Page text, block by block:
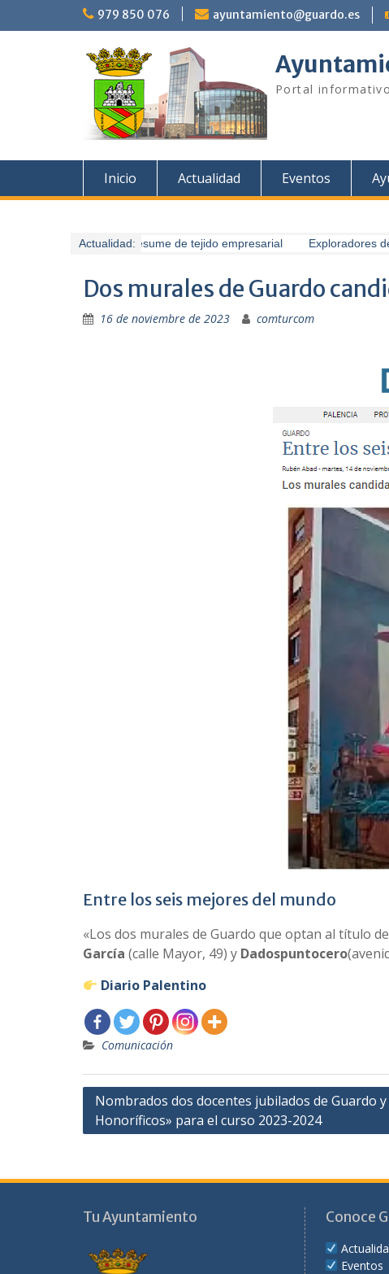
979 850 076 ayuntamiento@guardo.es
Portal
Inicio Actualidad Eventos
Actualidad:
Guardo presume de tejido empresarial Exploradores
Dos murales de Guardo
16 de noviembre de 2023 comturcom
Entre los seis mejores del mundo
«Los dos murales de Guardo que optan al título
García (calle Mayor, 49) y Dadospuntocero
Diario Palentino
Comunicación
Navegación
de
Nombrados dos docentes jubilados de Guardo
Honoríficos» para el curso 2023-2024
Tu Ayuntamiento Conoce
Eventos